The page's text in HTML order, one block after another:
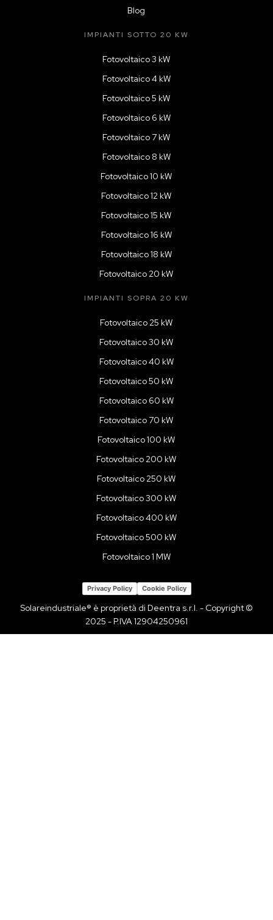
Blog
IMPIANTI SOTTO 20 KW
Fotovoltaico 3 kW
Fotovoltaico 4 kW
Fotovoltaico 5 kW
Fotovoltaico 6 kW
Fotovoltaico 7 kW
Fotovoltaico 8 kW
Fotovoltaico 10 kW
Fotovoltaico 12 kW
Fotovoltaico 15 kW
Fotovoltaico 16 kW
Fotovoltaico 18 kW
Fotovoltaico 20 kW
IMPIANTI SOPRA 20 KW
Fotovoltaico 25 kW
Fotovoltaico 30 kW
Fotovoltaico 40 kW
Fotovoltaico 50 kW
Fotovoltaico 60 kW
Fotovoltaico 70 kW
Fotovoltaico 100 kW
Fotovoltaico 200 kW
Fotovoltaico 250 kW
Fotovoltaico 300 kW
Fotovoltaico 400 kW
Fotovoltaico 500 kW
Fotovoltaico 1 MW
Privacy Policy Cookie Policy
Solareindustriale® è proprietà di Deentra s.r.l. - Copyright ©
2025 - P.IVA 12904250961